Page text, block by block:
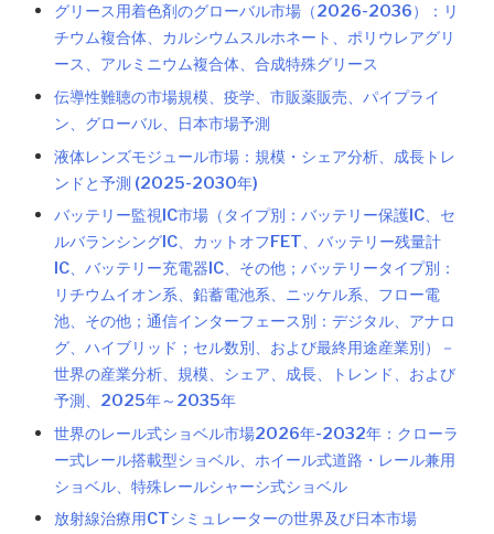
グリース用着色剤のグローバル市場（2026-2036）：リ
チウム複合体、カルシウムスルホネート、ポリウレアグリ
ース、アルミニウム複合体、合成特殊グリース
伝導性難聴の市場規模、疫学、市販薬販売、パイプライ
ン、グローバル、日本市場予測
液体レンズモジュール市場：規模・シェア分析、成長トレ
ンドと予測 (2025-2030年)
バッテリー監視IC市場（タイプ別：バッテリー保護IC、セ
ルバランシングIC、カットオフFET、バッテリー残量計
IC、バッテリー充電器IC、その他；バッテリータイプ別：
リチウムイオン系、鉛蓄電池系、ニッケル系、フロー電
池、その他；通信インターフェース別：デジタル、アナロ
グ、ハイブリッド；セル数別、および最終用途産業別）－
世界の産業分析、規模、シェア、成長、トレンド、および
予測、2025年～2035年
世界のレール式ショベル市場2026年-2032年：クローラ
ー式レール搭載型ショベル、ホイール式道路・レール兼用
ショベル、特殊レールシャーシ式ショベル
放射線治療用CTシミュレーターの世界及び日本市場